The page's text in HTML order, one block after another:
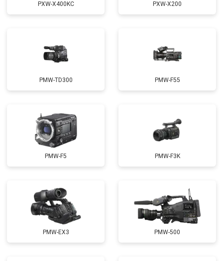
PXW-X400KC PXW-X200
PMW-TD300 PMW-F55
PMW-F5 PMW-F3K
PMW-EX3 PMW-500